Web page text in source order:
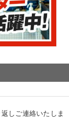
しご連絡いたしま